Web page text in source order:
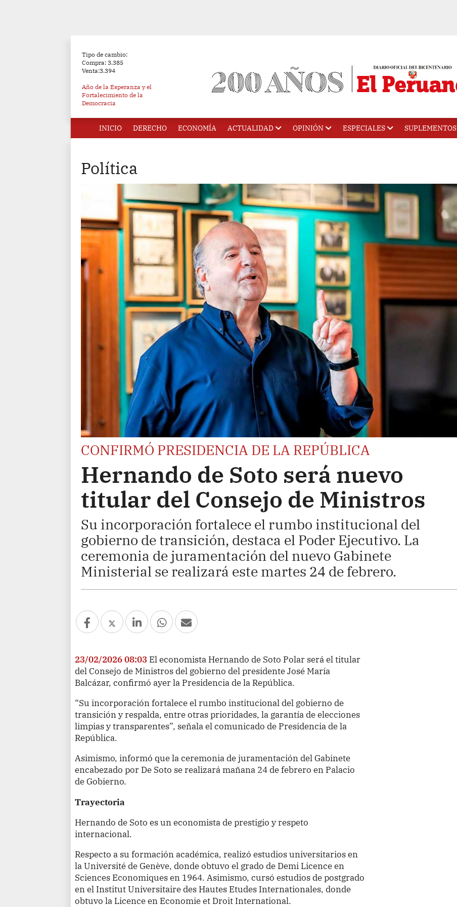
Tipo de cambio:
Compra: 3.385
Venta:3.394
Año de la Esperanza y el
Fortalecimiento de la
Democracia
INICIO DERECHO ECONOMÍA ACTUALIDAD OPINIÓN ESPECIALES SUPLEMENTOS
Política
CONFIRMÓ PRESIDENCIA DE LA REPÚBLICA
Hernando de Soto será nuevo
titular del Consejo de Ministros
Su incorporación fortalece el rumbo institucional del
gobierno de transición, destaca el Poder Ejecutivo. La
ceremonia de juramentación del nuevo Gabinete
Ministerial se realizará este martes 24 de febrero.
23/02/2026 08:03 El economista Hernando de Soto Polar será el titular
del Consejo de Ministros del gobierno del presidente José María
Balcázar, confirmó ayer la Presidencia de la República.
“Su incorporación fortalece el rumbo institucional del gobierno de
transición y respalda, entre otras prioridades, la garantía de elecciones
limpias y transparentes”, señala el comunicado de Presidencia de la
República.
Asimismo, informó que la ceremonia de juramentación del Gabinete
encabezado por De Soto se realizará mañana 24 de febrero en Palacio
de Gobierno.
Trayectoria
Hernando de Soto es un economista de prestigio y respeto
internacional.
Respecto a su formación académica, realizó estudios universitarios en
la Université de Genève, donde obtuvo el grado de Demi Licence en
Sciences Economiques en 1964. Asimismo, cursó estudios de postgrado
en el Institut Universitaire des Hautes Etudes Internationales, donde
obtuvo la Licence en Economie et Droit International.